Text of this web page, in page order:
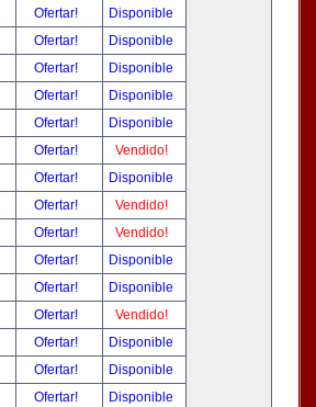
Ofertar!
Disponible
Ofertar!
Disponible
Ofertar!
Disponible
Ofertar!
Disponible
Ofertar!
Disponible
Ofertar!
Vendido!
Ofertar!
Disponible
Ofertar!
Vendido!
Ofertar!
Vendido!
Ofertar!
Disponible
Ofertar!
Disponible
Ofertar!
Vendido!
Ofertar!
Disponible
Ofertar!
Disponible
Ofertar!
Disponible